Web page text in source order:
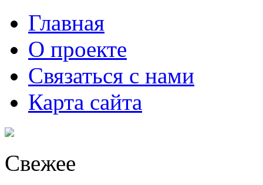
Главная
О проекте
Связаться с нами
Карта сайта
Свежее